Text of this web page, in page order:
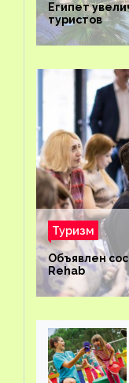
Египет
туристов
Туризм
Объявлен
Rehab